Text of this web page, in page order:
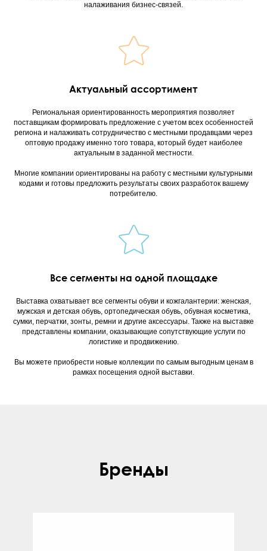
налаживания бизнес-связей.
Актуальный ассортимент
Региональная ориентированность мероприятия позволяет
поставщикам формировать предложение с учетом всех особенностей
региона и налаживать сотрудничество с местными продавцами через
оптовую продажу именно того товара, который будет наиболее
актуальным в заданной местности.
Многие компании ориентированы на работу с местными культурными
кодами и готовы предложить результаты своих разработок вашему
потребителю.
Все сегменты на одной площадке
Выставка охватывает все сегменты обуви и кожгалантерии: женская,
мужская и детская обувь, ортопедическая обувь, обувная косметика,
сумки, перчатки, зонты, ремни и другие аксессуары. Также на выставке
представлены компании, оказывающие сопутствующие услуги по
логистике и продвижению.
Вы можете приобрести новые коллекции по самым выгодным ценам в
рамках посещения одной выставки.
Бренды